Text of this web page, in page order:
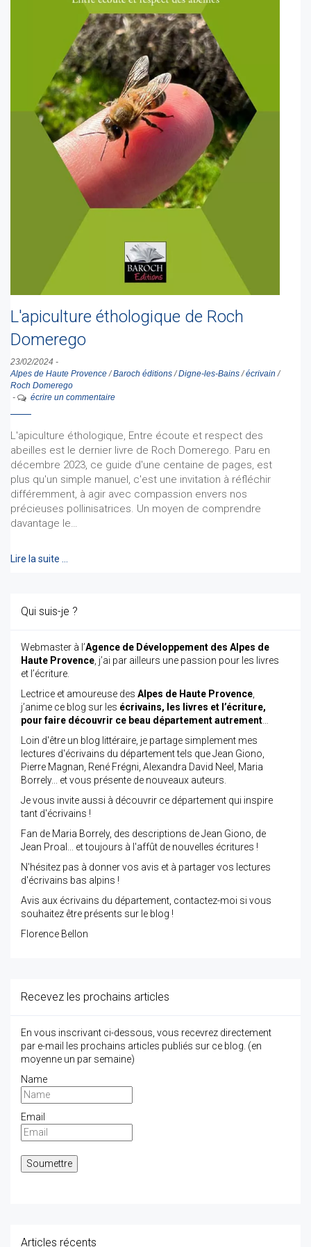
L'apiculture éthologique de Roch
Domerego
23/02/2024 -
Alpes de Haute Provence/Baroch éditions/Digne-les-Bains/écrivain /
Roch Domerego
-
écrire un commentaire
L'apiculture éthologique, Entre écoute et respect des
abeilles est le dernier livre de Roch Domerego. Paru en
décembre 2023, ce guide d'une centaine de pages, est
plus qu'un simple manuel, c'est une invitation à réfléchir
différemment, à agir avec compassion envers nos
précieuses pollinisatrices. Un moyen de comprendre
davantage le…
Lire la suite …
Qui suis-je ?
Webmaster à l’Agence de Développement des Alpes de
Haute Provence , j’ai par ailleurs une passion pour les livres
et l’écriture.
Lectrice et amoureuse des Alpes de Haute Provence
j’anime ce blog sur les écrivains, les livres et l’écriture,
pour faire découvrir ce beau département autrement
Loin d'être un blog littéraire, je partage simplement mes
lectures d'écrivains du département tels que Jean Giono,
Pierre Magnan, René Frégni, Alexandra David Neel, Maria
Borrely... et vous présente de nouveaux auteurs.
Je vous invite aussi à découvrir ce département qui inspire
tant d'écrivains !
Fan de Maria Borrely, des descriptions de Jean Giono, de
Jean Proal... et toujours à l'affût de nouvelles écritures !
N'hésitez pas à donner vos avis et à partager vos lectures
d'écrivains bas alpins !
Avis aux écrivains du département, contactez-moi si vous
souhaitez être présents sur le blog !
Florence Bellon
Recevez les prochains articles
En vous inscrivant ci-dessous, vous recevrez directement
par e-mail les prochains articles publiés sur ce blog. (en
moyenne un par semaine)
Name
Email
Articles récents